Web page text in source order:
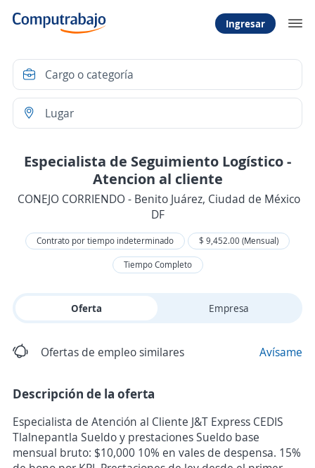
Ingresar
Especialista de Seguimiento Logístico -
Atencion al cliente
CONEJO CORRIENDO - Benito Juárez, Ciudad de México
DF
Contrato por tiempo indeterminado
$ 9,452.00 (Mensual)
Tiempo Completo
Oferta Empresa
Ofertas de empleo similares Avísame
Descripción de la oferta
Especialista de Atención al Cliente J&T Express CEDIS
Tlalnepantla Sueldo y prestaciones Sueldo base
mensual bruto: $10,000 10% en vales de despensa. 15%